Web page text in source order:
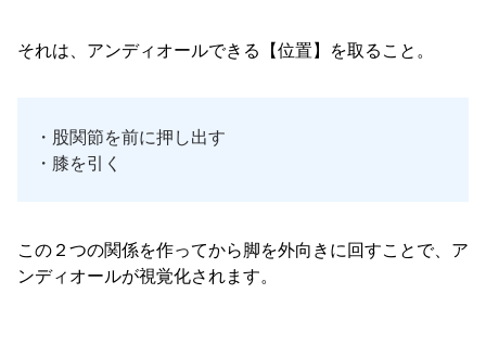
それは、アンディオールできる【位置】を取ること。
・股関節を前に押し出す
・膝を引く
この２つの関係を作ってから脚を外向きに回すことで、ア
ンディオールが視覚化されます。